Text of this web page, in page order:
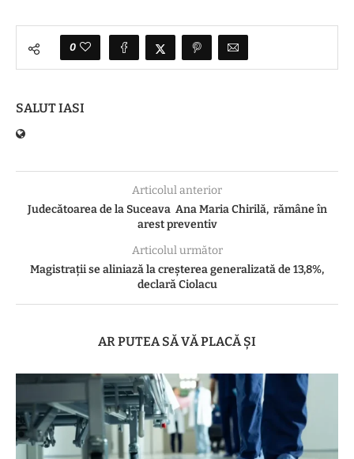
0
SALUT IASI
Articolul anterior
Judecătoarea de la Suceava Ana Maria Chirilă, rămâne în
arest preventiv
Articolul următor
Magistrații se aliniază la creșterea generalizată de 13,8%,
declară Ciolacu
AR PUTEA SĂ VĂ PLACĂ ȘI